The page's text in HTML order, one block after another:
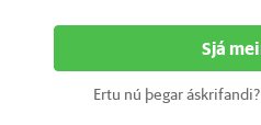
Sjá
Ertu nú þegar áskrifandi?